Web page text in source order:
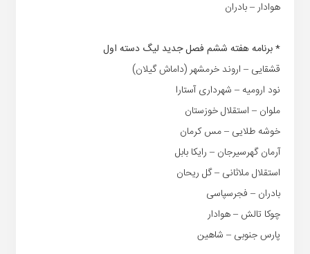
هوادار – بادران
* برنامه هفته ششم فصل جدید لیگ دسته اول
قشقایی – اروند خرمشهر (داماش گیلان)
نود ارومیه – شهرداری آستارا
ملوان – استقلال خوزستان
خوشه طلایی – مس کرمان
آرمان گهرسیرجان – رایکا بابل
استقلال ملاثانی – گل ریحان
بادران – فجرسپاسی
چوکا تالش – هوادار
پارس جنوبی – شاهین